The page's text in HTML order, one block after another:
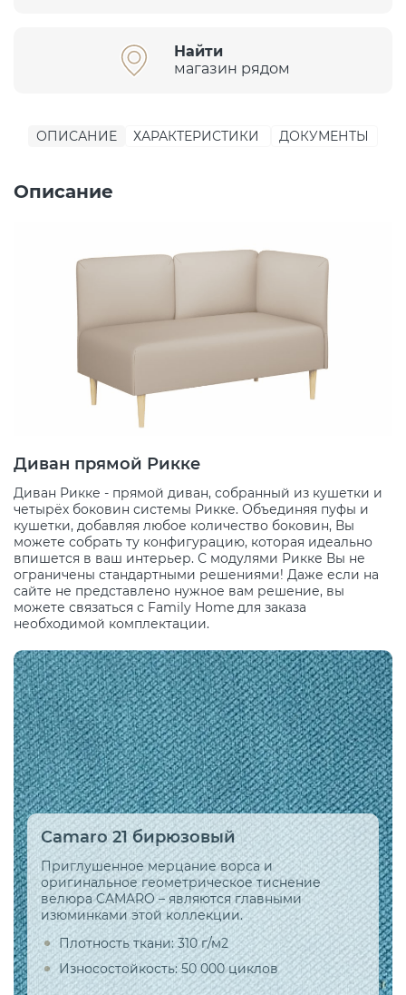
Найти
магазин рядом
ОПИСАНИЕ ХАРАКТЕРИСТИКИ ДОКУМЕНТЫ
Описание
Диван прямой Рикке
Диван Рикке - прямой диван, собранный из кушетки и
четырёх боковин системы Рикке. Объединяя пуфы и
кушетки, добавляя любое количество боковин, Вы
можете собрать ту конфигурацию, которая идеально
впишется в ваш интерьер. С модулями Рикке Вы не
ограничены стандартными решениями! Даже если на
сайте не представлено нужное вам решение, вы
можете связаться с Family Home для заказа
необходимой комплектации.
Camaro 21 бирюзовый
Приглушенное мерцание ворса и
оригинальное геометрическое тиснение
велюра CAMARO – являются главными
изюминками этой коллекции.
Плотность ткани: 310 г/м2
Износостойкость: 50 000 циклов